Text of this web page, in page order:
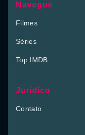
Navegue
Filmes
Séries
Top IMDB
Jurídico
Contato